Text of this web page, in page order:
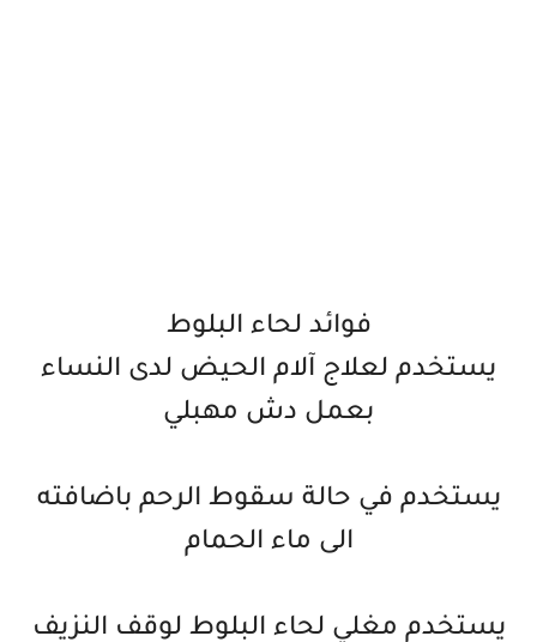
فوائد لحاء البلوط
يستخدم لعلاج آلام الحيض لدى النساء
بعمل دش مهبلي
يستخدم في حالة سقوط الرحم باضافته
الى ماء الحمام
يستخدم مغلي لحاء البلوط لوقف النزيف